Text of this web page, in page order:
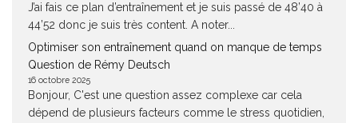
J’ai fais ce plan d’entraînement et je suis passé de 48’40 à
44’52 donc je suis très content. A noter...
Optimiser son entraînement quand on manque de temps
Question de Rémy Deutsch
16 octobre 2025
Bonjour, C'est une question assez complexe car cela
dépend de plusieurs facteurs comme le stress quotidien,